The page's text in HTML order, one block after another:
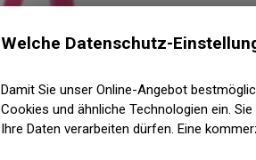
Welche Datenschutz-
Damit Sie unser Online-Angebot
Cookies und ähnliche Technologien ein.
Ihre Daten verarbeiten dürfen. Eine